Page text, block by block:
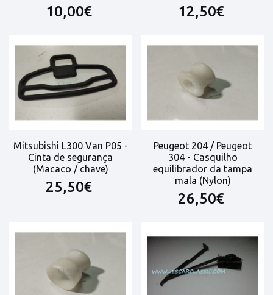
10,00€ 12,50€
Mitsubishi L300 Van P05 -
Cinta de segurança
(Macaco / chave)
25,50€
Peugeot 204 / Peugeot
304 - Casquilho
equilibrador da tampa
mala (Nylon)
26,50€